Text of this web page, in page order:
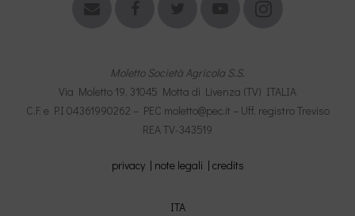
Moletto Società Agricola S.S.
Via Moletto 19, 31045 Motta di Livenza (TV) ITALIA
C.F. e P.I 04361990262 – PEC moletto@pec.it – Uff. registro Treviso
REA TV-343519
privacy | note legali | credits
ITA